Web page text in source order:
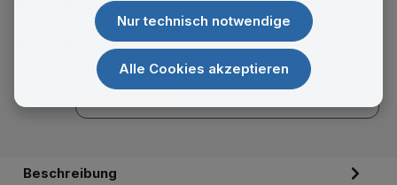
Allergiker Prevent Dream Kissen -
allergendicht - milbendicht
(Einzelpreis:
39,90 € )
Beschreibung
Nur technisch notwendige
Alle Cookies akzeptieren